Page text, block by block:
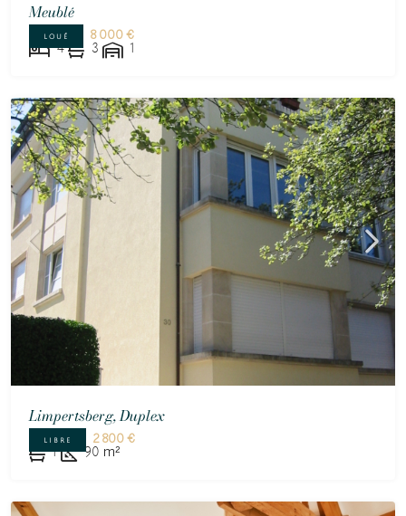
Meublé
LOUÉ 8 000 €
4 3 1
Limpertsberg, Duplex
LIBRE 2 800 €
1 90 m²